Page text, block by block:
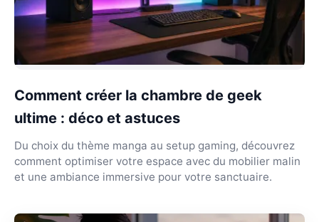
Comment créer la chambre de geek
ultime : déco et astuces
Du choix du thème manga au setup gaming, découvrez
comment optimiser votre espace avec du mobilier malin
et une ambiance immersive pour votre sanctuaire.